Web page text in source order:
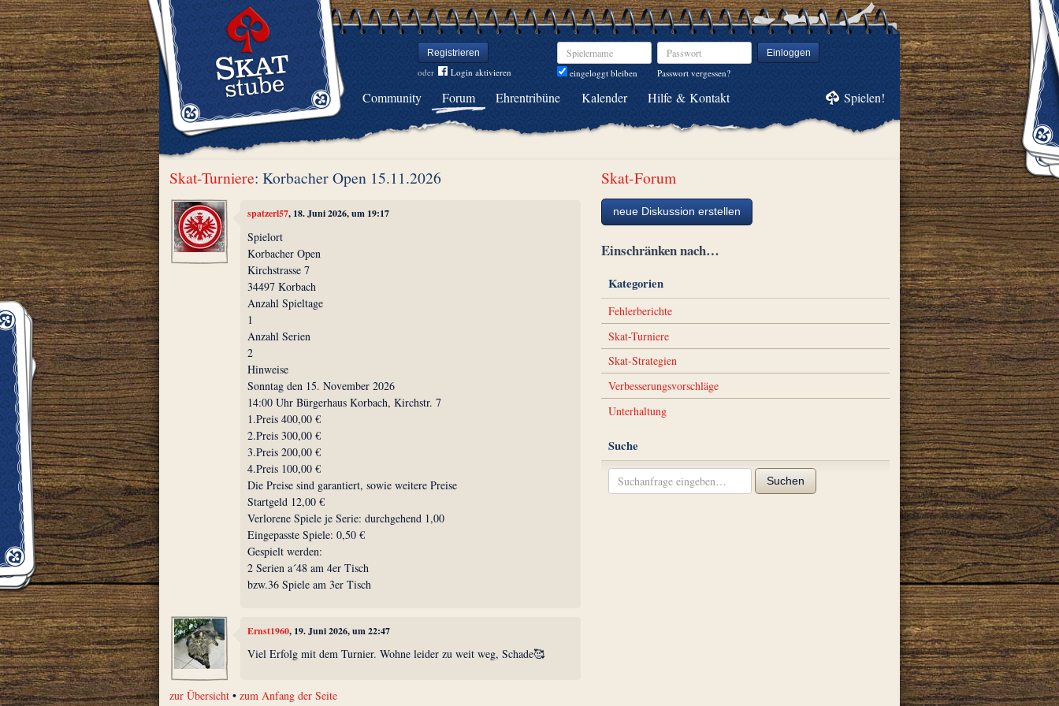
Registrieren
oder Login aktivieren
Spielername
eingeloggt bleiben
Passwort Einloggen
Passwort vergessen?
Community Forum Ehrentribüne Kalender Hilfe & Kontakt Spielen!
Skat-Turniere: Korbacher Open 15.11.2026
spatzerl57, 18. Juni 2026, um 19:17
Spielort
Korbacher Open
Kirchstrasse 7
34497 Korbach
Anzahl Spieltage
1
Anzahl Serien
2
Hinweise
Sonntag den 15. November 2026
14:00 Uhr Bürgerhaus Korbach, Kirchstr. 7
1.Preis 400,00 €
2.Preis 300,00 €
3.Preis 200,00 €
4.Preis 100,00 €
Die Preise sind garantiert, sowie weitere Preise
Startgeld 12,00 €
Verlorene Spiele je Serie: durchgehend 1,00
Eingepasste Spiele: 0,50 €
Gespielt werden:
2 Serien a´48 am 4er Tisch
bzw.36 Spiele am 3er Tisch
Ernst1960, 19. Juni 2026, um 22:47
Viel Erfolg mit dem Turnier. Wohne leider zu weit weg, Schade🥰
zur Übersicht •zum Anfang der Seite
Skat-Forum
neue Diskussion erstellen
Einschränken nach…
Kategorien
Fehlerberichte
Skat-Turniere
Skat-Strategien
Verbesserungsvorschläge
Unterhaltung
Suche
Suchen